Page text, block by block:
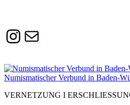
Instagram
heidelberg.de
Numismatischer Verbund in Baden-
VERNETZUNG I